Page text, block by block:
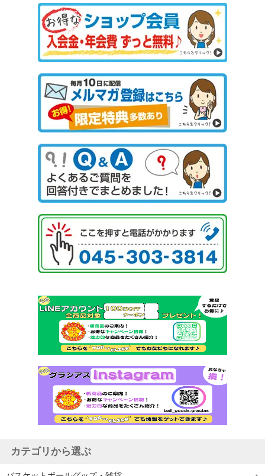
カテゴリから選ぶ